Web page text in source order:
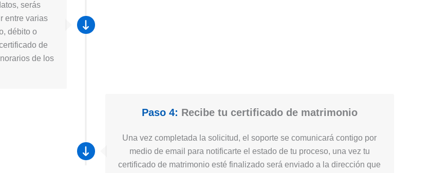
serás
entre varias
débito o
de
de los
Paso 4: Recibe tu certificado de matrimonio
Una vez completada la solicitud, el soporte se comunicará contigo por
medio de email para notificarte el estado de tu proceso, una vez tu
certificado de matrimonio esté finalizado será enviado a la dirección que